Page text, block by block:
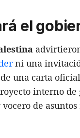
el
ni una
una carta
interno de
de